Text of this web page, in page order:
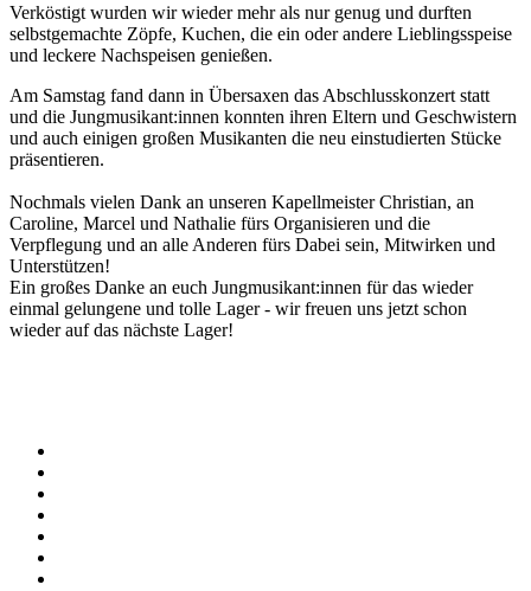
Verköstigt wurden wir wieder mehr als nur genug und durften
selbstgemachte Zöpfe, Kuchen, die ein oder andere Lieblingsspeise
und leckere Nachspeisen genießen.
Am Samstag fand dann in Übersaxen das Abschlusskonzert statt
und die Jungmusikant:innen konnten ihren Eltern und Geschwistern
und auch einigen großen Musikanten die neu einstudierten Stücke
präsentieren.
Nochmals vielen Dank an unseren Kapellmeister Christian, an
Caroline, Marcel und Nathalie fürs Organisieren und die
Verpflegung und an alle Anderen fürs Dabei sein, Mitwirken und
Unterstützen!
Ein großes Danke an euch Jungmusikant:innen für das wieder
einmal gelungene und tolle Lager - wir freuen uns jetzt schon
wieder auf das nächste Lager!